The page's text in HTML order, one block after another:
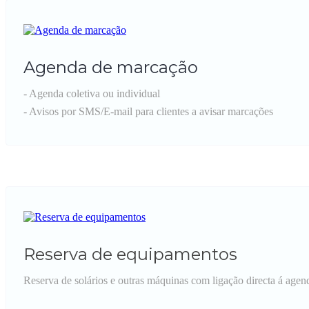
Agenda de marcação
- Agenda coletiva ou individual
- Avisos por SMS/E-mail para clientes a avisar marcações
Reserva de equipamentos
Reserva de solários e outras máquinas com ligação directa á